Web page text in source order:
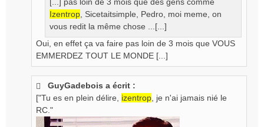
Izentrop , Sicetaitsimple, Pedro, moi meme, on
vous redit la même chose ...[...]
Oui, en effet ça va faire pas loin de 3 mois que VOUS
EMMERDEZ TOUT LE MONDE [...]
GuyGadebois a écrit :
["Tu es en plein délire, izentrop , je n'ai jamais nié le
RC."